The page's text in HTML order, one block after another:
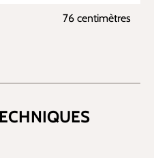
76 centimètres